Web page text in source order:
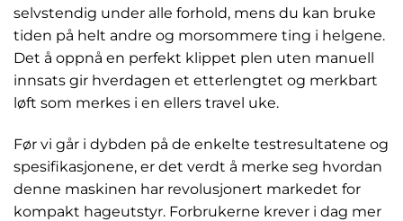
selvstendig under alle forhold, mens du kan bruke
tiden på helt andre og morsommere ting i helgene.
Det å oppnå en perfekt klippet plen uten manuell
innsats gir hverdagen et etterlengtet og merkbart
løft som merkes i en ellers travel uke.
Før vi går i dybden på de enkelte testresultatene og
spesifikasjonene, er det verdt å merke seg hvordan
denne maskinen har revolusjonert markedet for
kompakt hageutstyr. Forbrukerne krever i dag mer